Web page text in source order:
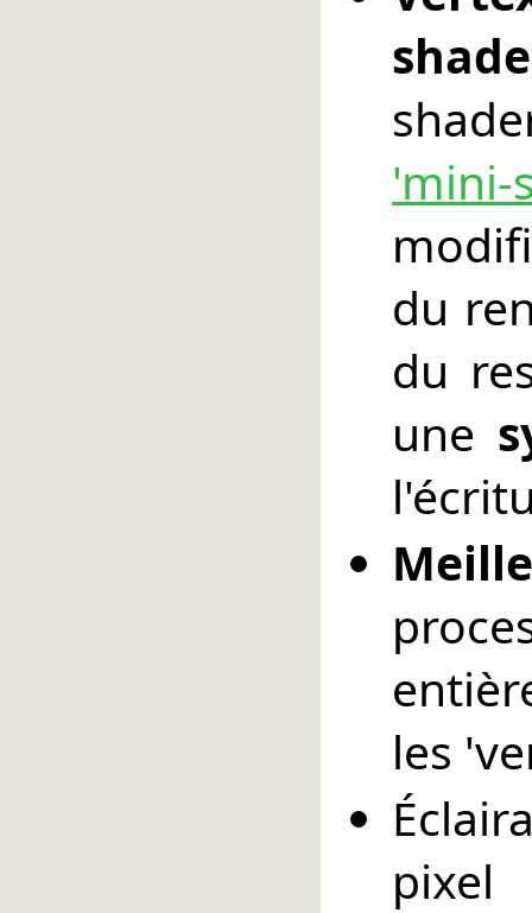
'mini-
du
du
une
les
pixel